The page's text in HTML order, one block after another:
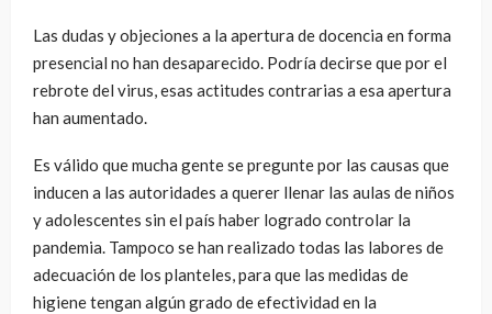
Las dudas y objeciones a la apertura de docencia en forma
presencial no han desaparecido. Podría decirse que por el
rebrote del virus, esas actitudes contrarias a esa apertura
han aumentado.
Es válido que mucha gente se pregunte por las causas que
inducen a las autoridades a querer llenar las aulas de niños
y adolescentes sin el país haber logrado controlar la
pandemia. Tampoco se han realizado todas las labores de
adecuación de los planteles, para que las medidas de
higiene tengan algún grado de efectividad en la